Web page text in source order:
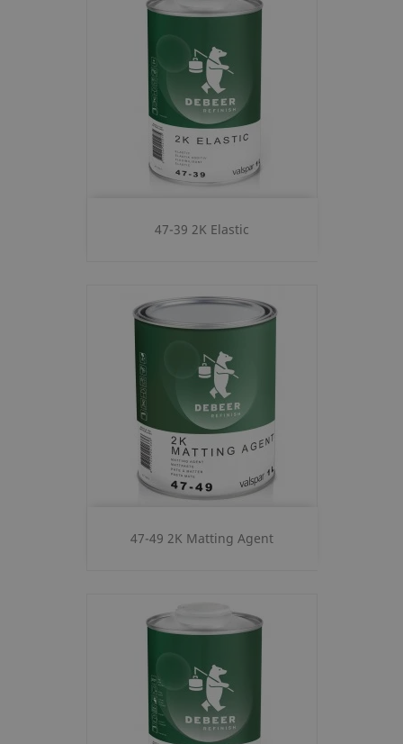
47-39 2K Elastic
47-49 2K Matting Agent